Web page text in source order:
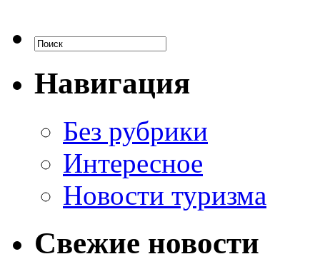
Навигация
Без рубрики
Интересное
Новости туризма
Свежие новости